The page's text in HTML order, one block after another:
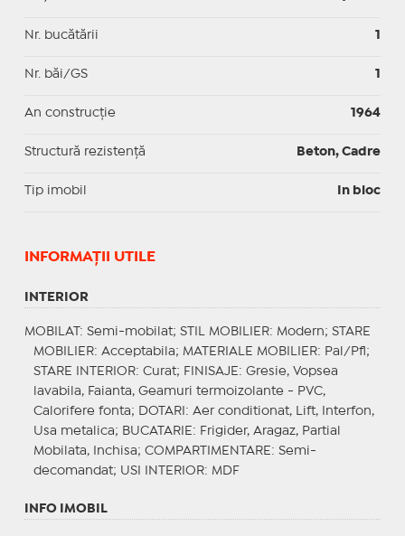
Nr. bucătării 1
Nr. băi/GS 1
An construcție 1964
Structură rezistență Beton, Cadre
Tip imobil In bloc
INFORMAŢII UTILE
INTERIOR
MOBILAT : Semi-mobilat; STIL MOBILIER: Modern; STARE
MOBILIER: Acceptabila; MATERIALE MOBILIER: Pal/Pfl;
STARE INTERIOR: Curat; FINISAJE : Gresie, Vopsea
lavabila, Faianta, Geamuri termoizolante - PVC,
Calorifere fonta;
DOTARI : Aer conditionat, Lift, Interfon,
Usa metalica; BUCATARIE : Frigider, Aragaz, Partial
Mobilata, Inchisa; COMPARTIMENTARE : Semi-
decomandat; USI INTERIOR: MDF
INFO IMOBIL